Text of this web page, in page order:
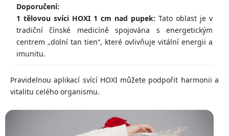
1 tělovou svíci HOXI 1 cm nad pupek: Tato oblast je v
tradiční čínské medicíně spojována s energetickým
centrem „dolní tan tien“, které ovlivňuje vitální energii a
imunitu.
Pravidelnou aplikací svící HOXI můžete podpořit harmonii a
vitalitu celého organismu.